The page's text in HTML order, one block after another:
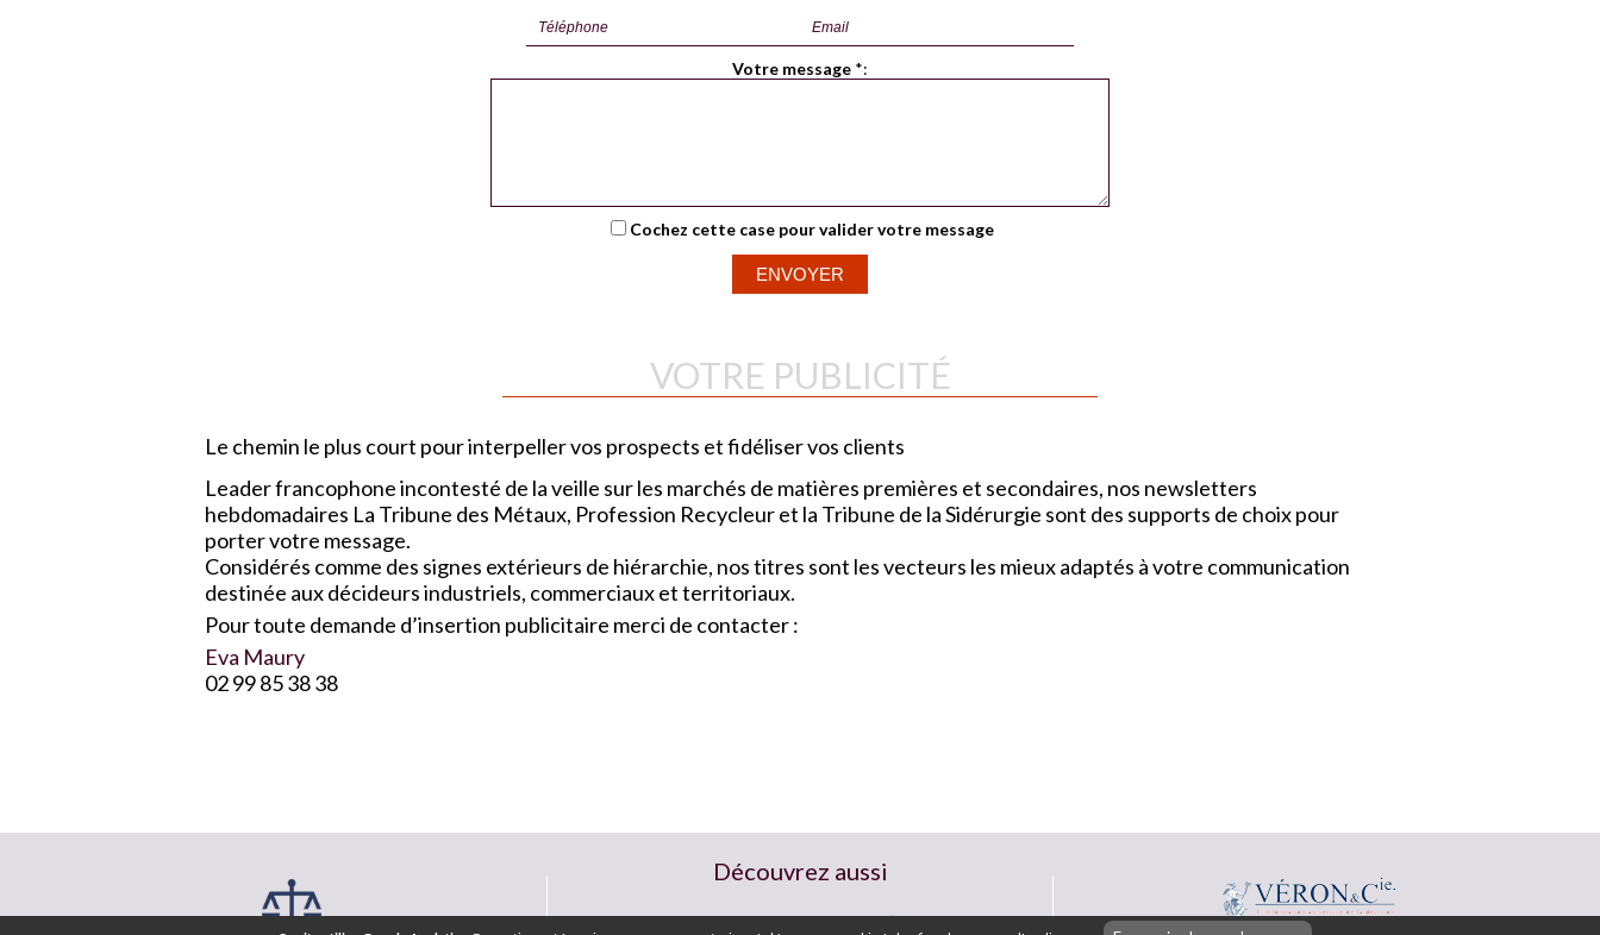
Votre message *:
Cochez cette case pour valider votre message
VOTRE PUBLICITÉ
Le chemin le plus court pour interpeller vos prospects et fidéliser vos clients
Leader francophone incontesté de la veille sur les marchés de matières premières et secondaires, nos newsletters
hebdomadaires La Tribune des Métaux, Profession Recycleur et la Tribune de la Sidérurgie sont des supports de choix pour
porter votre message.
Considérés comme des signes extérieurs de hiérarchie, nos titres sont les vecteurs les mieux adaptés à votre communication
destinée aux décideurs industriels, commerciaux et territoriaux.
Pour toute demande d’insertion publicitaire merci de contacter :
Eva Maury
02 99 85 38 38
Découvrez aussi